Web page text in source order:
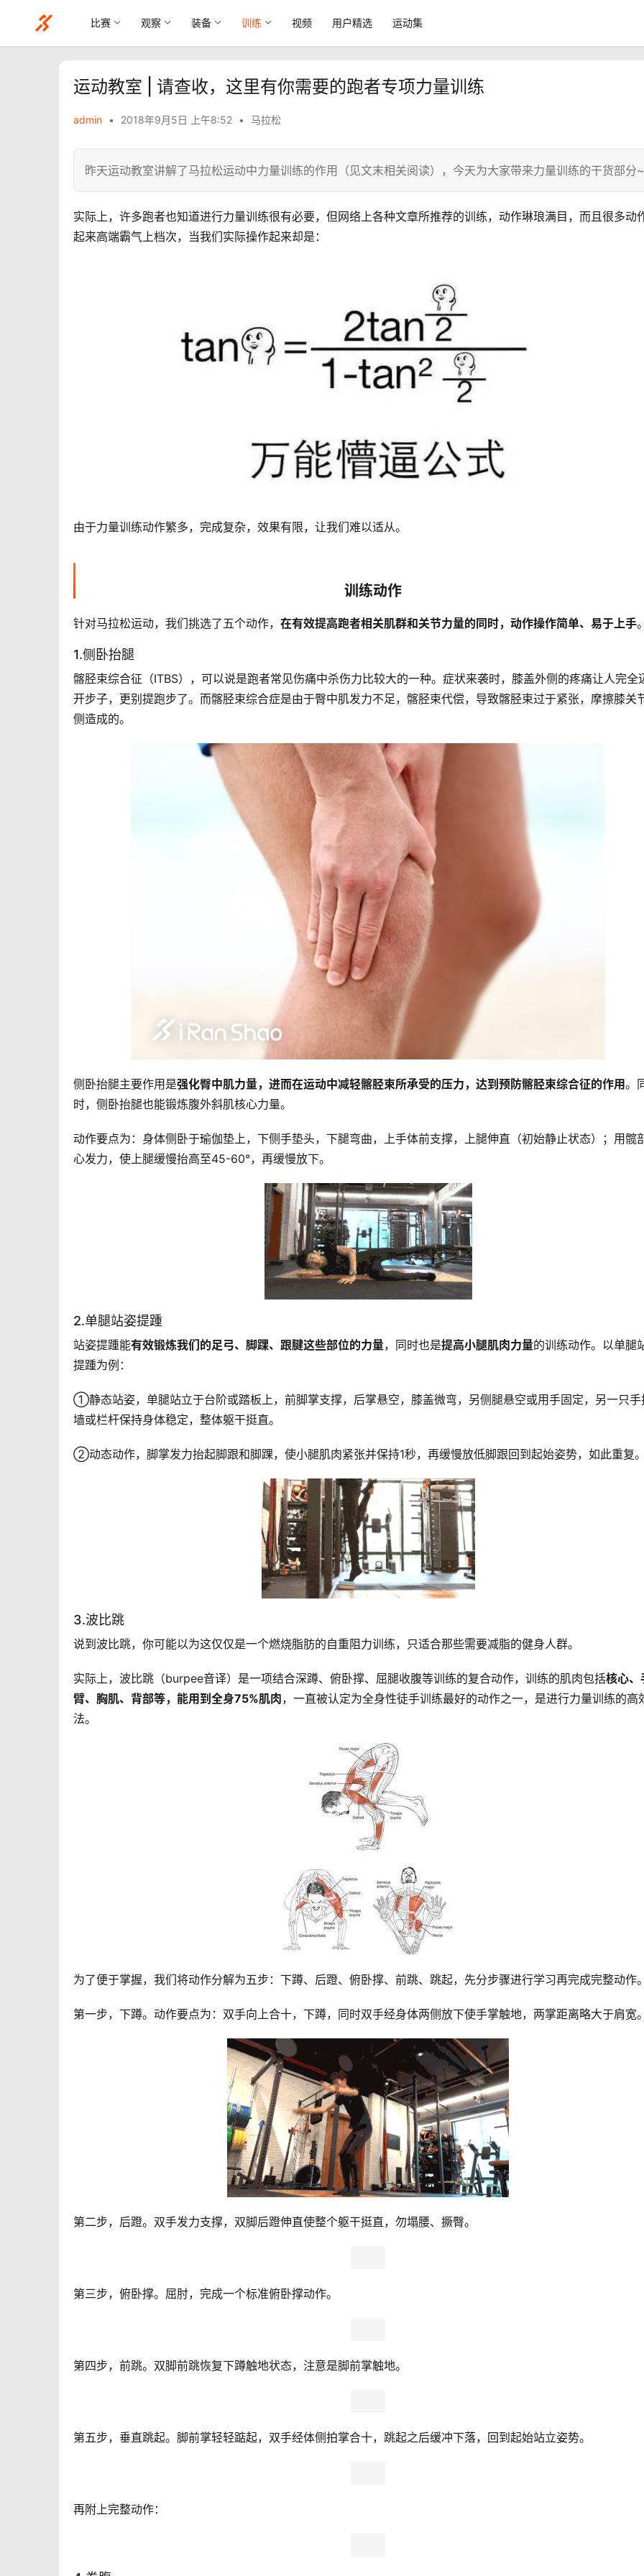
比赛 观察 装备 训练 视频 用户精选 运动集
运动教室 | 请查收，这里有你需要的跑者专项力量训练
admin • 2018年9月5日 上午8:52 • 马拉松
昨天运动教室讲解了马拉松运动中力量训练的作用（见文末相关阅读），今天为大家带来力量训练的干货部分~
实际上，许多跑者也知道进行力量训练很有必要，但网络上各种文章所推荐的训练，动作琳琅满目，而且很多动
起来高端霸气上档次，当我们实际操作起来却是：
由于力量训练动作繁多，完成复杂，效果有限，让我们难以适从。
训练动作
针对马拉松运动，我们挑选了五个动作， 在有效提高跑者相关肌群和关节力量的同时，动作操作简单、易于上手
1.侧卧抬腿
髂胫束综合征（ITBS），可以说是跑者常见伤痛中杀伤力比较大的一种。症状来袭时，膝盖外侧的疼痛让人完全
开步子，更别提跑步了。而髂胫束综合症是由于臀中肌发力不足，髂胫束代偿，导致髂胫束过于紧张，摩擦膝关
侧造成的。
侧卧抬腿主要作用是强化臀中肌力量，进而在运动中减轻髂胫束所承受的压力，达到预防髂胫束综合征的作用。
时，侧卧抬腿也能锻炼腹外斜肌核心力量。
动作要点为：身体侧卧于瑜伽垫上，下侧手垫头，下腿弯曲，上手体前支撑，上腿伸直（初始静止状态）；用髋
心发力，使上腿缓慢抬高至45-60°，再缓慢放下。
2.单腿站姿提踵
站姿提踵能有效锻炼我们的足弓、脚踝、跟腱这些部位的力量，同时也是提高小腿肌肉力量的训练动作。 以单腿
提踵为例：
①静态站姿，单腿站立于台阶或踏板上，前脚掌支撑，后掌悬空，膝盖微弯，另侧腿悬空或用手固定，另一只手
墙或栏杆保持身体稳定，整体躯干挺直。
②动态动作，脚掌发力抬起脚跟和脚踝，使小腿肌肉紧张并保持1秒，再缓慢放低脚跟回到起始姿势，如此重复
3.波比跳
说到波比跳，你可能以为这仅仅是一个燃烧脂肪的自重阻力训练，只适合那些需要减脂的健身人群。
实际上，波比跳（burpee音译）是一项结合深蹲、俯卧撑、屈腿收腹等训练的复合动作，训练的肌肉包括核心、
臂、胸肌、背部等，能用到全身75%肌肉，一直被认定为全身性徒手训练最好的动作之一，是进行力量训练的高
法。
为了便于掌握，我们将动作分解为五步：下蹲、后蹬、俯卧撑、前跳、跳起，先分步骤进行学习再完成完整动作
第一步，下蹲。动作要点为：双手向上合十，下蹲，同时双手经身体两侧放下使手掌触地，两掌距离略大于肩宽
第二步，后蹬。双手发力支撑，双脚后蹬伸直使整个躯干挺直，勿塌腰、撅臀。
第三步，俯卧撑。屈肘，完成一个标准俯卧撑动作。
第四步，前跳。双脚前跳恢复下蹲触地状态，注意是脚前掌触地。
第五步，垂直跳起。脚前掌轻轻踮起，双手经体侧拍掌合十，跳起之后缓冲下落，回到起始站立姿势。
再附上完整动作：